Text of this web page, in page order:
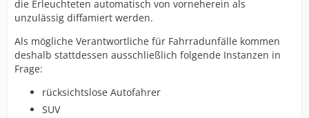
die Erleuchteten automatisch von vorneherein als
unzulässig diffamiert werden.
Als mögliche Verantwortliche für Fahrradunfälle kommen
deshalb stattdessen ausschließlich folgende Instanzen in
Frage:
rücksichtslose Autofahrer
SUV